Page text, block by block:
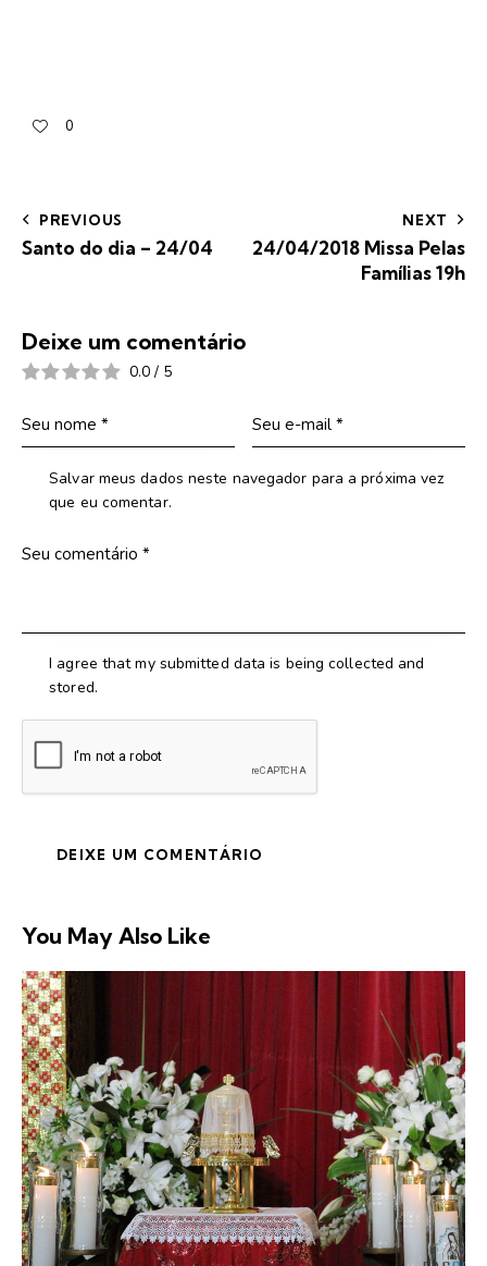
0
PREVIOUS
Santo do dia – 24/04
NEXT
24/04/2018 Missa Pelas
Famílias 19h
Deixe um comentário
0.0 / 5
Salvar meus dados neste navegador para a próxima vez
que eu comentar.
I agree that my submitted data is being collected and
stored.
You May Also Like